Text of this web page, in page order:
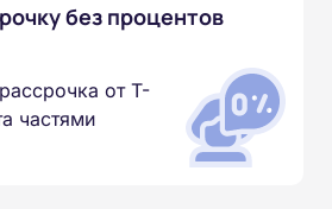
без процентов
от Т-
частями